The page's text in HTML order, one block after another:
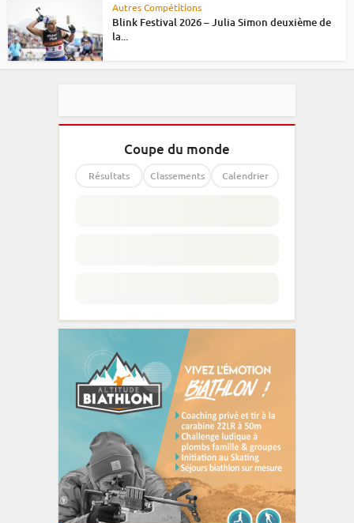
Autres Compétitions
Blink Festival 2026 – Julia Simon deuxième de
la...
Coupe du monde
Résultats Classements Calendrier